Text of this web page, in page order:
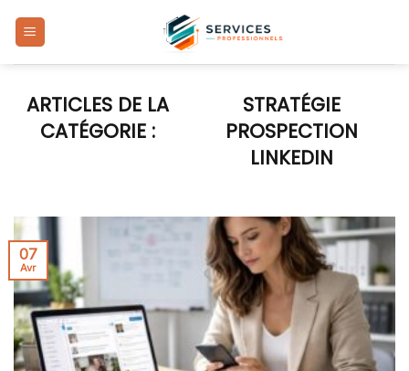
STRATÉGIE
PROSPECTION
LINKEDIN
07
Avr